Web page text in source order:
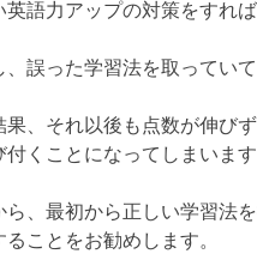
英語力アップの対策をすれ
、誤った学習法を取ってい
果、それ以後も点数が伸び
付くことになってしまいます
ら、最初から正しい学習法
ることをお勧めします。